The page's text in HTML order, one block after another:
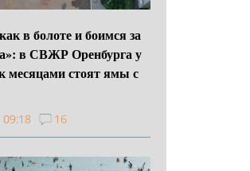
в болоте и боимся за
в СВЖР Оренбурга у
месяцами стоят ямы с
09:18 16